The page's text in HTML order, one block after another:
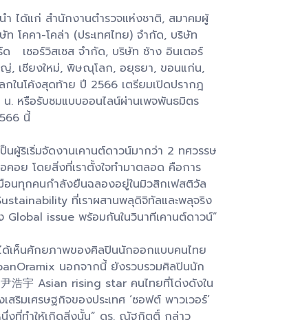
ได้แก่ สำนักงานตำรวจแห่งชาติ, สมาคมผู้
โคคา-โคล่า (ประเทศไทย) จำกัด, บริษัท
เซอร์วิสเซส จํากัด, บริษัท ช้าง อินเตอร์
ญ่, เชียงใหม่, พิษณุโลก, อยุธยา, ขอนแก่น,
กในโค้งสุดท้าย ปี 2566 เตรียมเปิดปรากฎ
หรือรับชมแบบออนไลน์ผ่านเพจพันธมิตร
นี้
ริเริ่มจัดงานเคานต์ดาวน์มากว่า 2 ทศวรรษ
อย โดยสิ่งที่เราตั้งใจทำมาตลอด คือการ
นทุกคนกำลังยืนฉลองอยู่ในมิวสิกเฟสติวัล
ที่เราผสานพลุดิจิทัลและพลุจริง
issue พร้อมกันในวินาทีเคานต์ดาวน์”
ด้เห็นศักยภาพของศิลปินนักออกแบบคนไทย
นอกจากนี้ ยังรวบรวมศิลปินนัก
尹浩宇 Asian rising star คนไทยที่โด่งดังใน
ริมเศรษฐกิจของประเทศ ‘ซอฟต์ พาวเวอร์’
งที่ทำให้เกิดสิ่งนั้น” ดร. ณัฐกิตติ์ กล่าว